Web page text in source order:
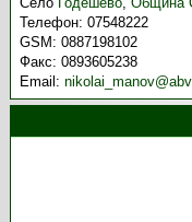
Телефон:07548222
GSM:0887198102
Факс:0893605238
Email: